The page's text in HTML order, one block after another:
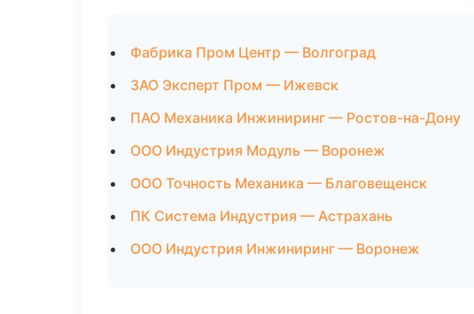
Фабрика Пром Центр — Волгоград
ЗАО Эксперт Пром — Ижевск
ПАО Механика Инжиниринг — Ростов-на-Дону
ООО Индустрия Модуль — Воронеж
ООО Точность Механика — Благовещенск
ПК Система Индустрия — Астрахань
ООО Индустрия Инжиниринг — Воронеж